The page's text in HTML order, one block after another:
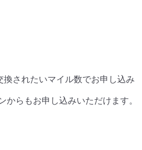
されたいマイル数でお申し込み
らもお申し込みいただけます。